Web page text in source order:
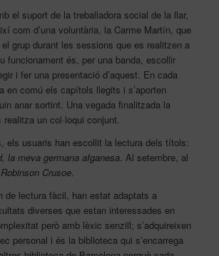
el suport de la treballadora social de la llar,
com d’una voluntària, la Carme Martín, que
grup durant les sessions que es realitzen a
funcionament és, per una banda, escollir
i fer una presentació d’aquest. En cada
en comú els capítols llegits i s’aporten
anar sortint. Una vegada finalitzada la
un col·loqui conjunt.
els usuaris han escollit la lectura dels títols:
la meva germana afganesa. Al setembre, al
Robinson Crusoe.
de lectura fàcil, han estat adaptats a
diverses que estan interessades en
però amb lèxic senzill; s’adquireixen
personal i és la biblioteca qui s’encarrega